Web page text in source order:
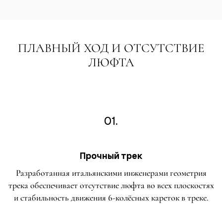
ПЛАВНЫЙ ХОД И ОТСУТСТВИЕ
ЛЮФТА
01.
Прочный трек
Разработанная итальянскими инженерами геометрия
трека обеспечивает отсутствие люфта во всех плоскостях
и стабильность движения 6-колёсных кареток в треке.